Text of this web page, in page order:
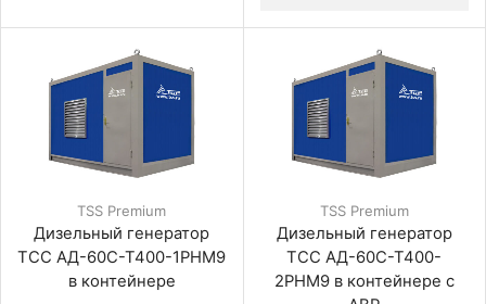
TSS Premium
Дизельный генератор
ТСС АД-60С-Т400-1РНМ9
в контейнере
TSS Premium
Дизельный генератор
ТСС АД-60С-Т400-
2РНМ9 в контейнере с